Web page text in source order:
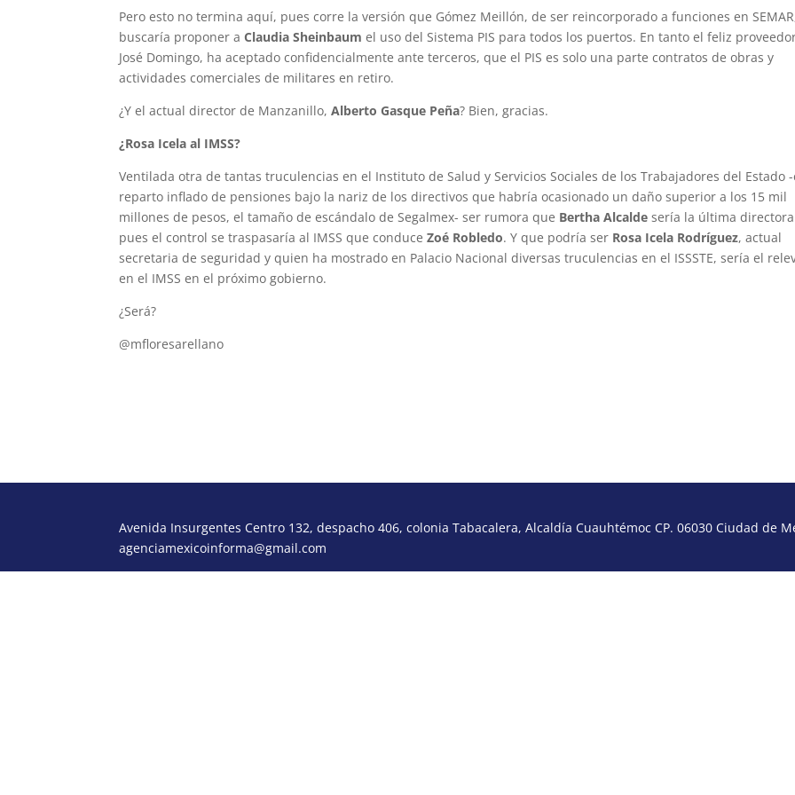
Pero esto no termina aquí, pues corre la versión que Gómez Meillón, de ser reincorporado a funciones en
buscaría proponer aClaudia Sheinbaum el uso del Sistema PIS para todos los puertos. En tanto el feliz
José Domingo, ha aceptado confidencialmente ante terceros, que el PIS es solo una parte contratos de obras y
actividades comerciales de militares en retiro.
¿Y el actual director de Manzanillo,Alberto Gasque Peña? Bien, gracias.
¿Rosa Icela al IMSS?
Ventilada otra de tantas truculencias en el Instituto de Salud y Servicios Sociales de los Trabajadores del Estado
reparto inflado de pensiones bajo la nariz de los directivos que habría ocasionado un daño superior a los 15 mil
millones de pesos, el tamaño de escándalo de Segalmex- ser rumora que Bertha Alcalde sería la última
pues el control se traspasaría al IMSS que conduceZoé Robledo. Y que podría ser Rosa Icela Rodríguez, actual
secretaria de seguridad y quien ha mostrado en Palacio Nacional diversas truculencias en el ISSSTE, sería el
en el IMSS en el próximo gobierno.
¿Será?
@mfloresarellano
Avenida Insurgentes Centro 132, despacho 406, colonia Tabacalera, Alcaldía Cuauhtémoc CP. 06030 Ciudad de
agenciamexicoinforma@gmail.com